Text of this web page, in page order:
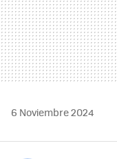
6 Noviembre 2024